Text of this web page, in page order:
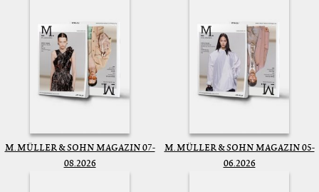
M. MÜLLER & SOHN MAGAZIN 07-
08.2026
M. MÜLLER & SOHN MAGAZIN 05-
06.2026